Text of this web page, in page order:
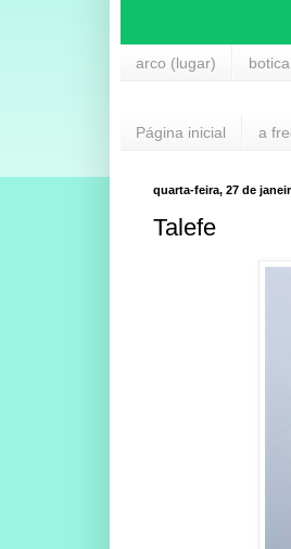
arco (lugar) botica
Página inicial a
quarta-feira, 27 de
Talefe